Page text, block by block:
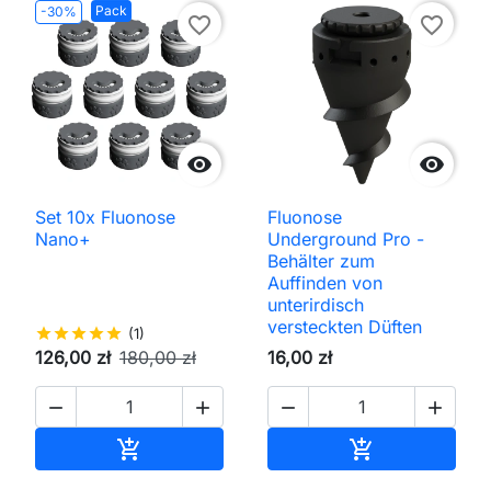
-30% Pack

favorite_border
Set 10x Fluonose
Nano+
starstarstarstarstar (1)
126,00 zł 180,00 zł
 


favorite_border
Fluonose
Underground Pro -
Behälter zum
Auffinden von
unterirdisch
versteckten Düften
16,00 zł
 
